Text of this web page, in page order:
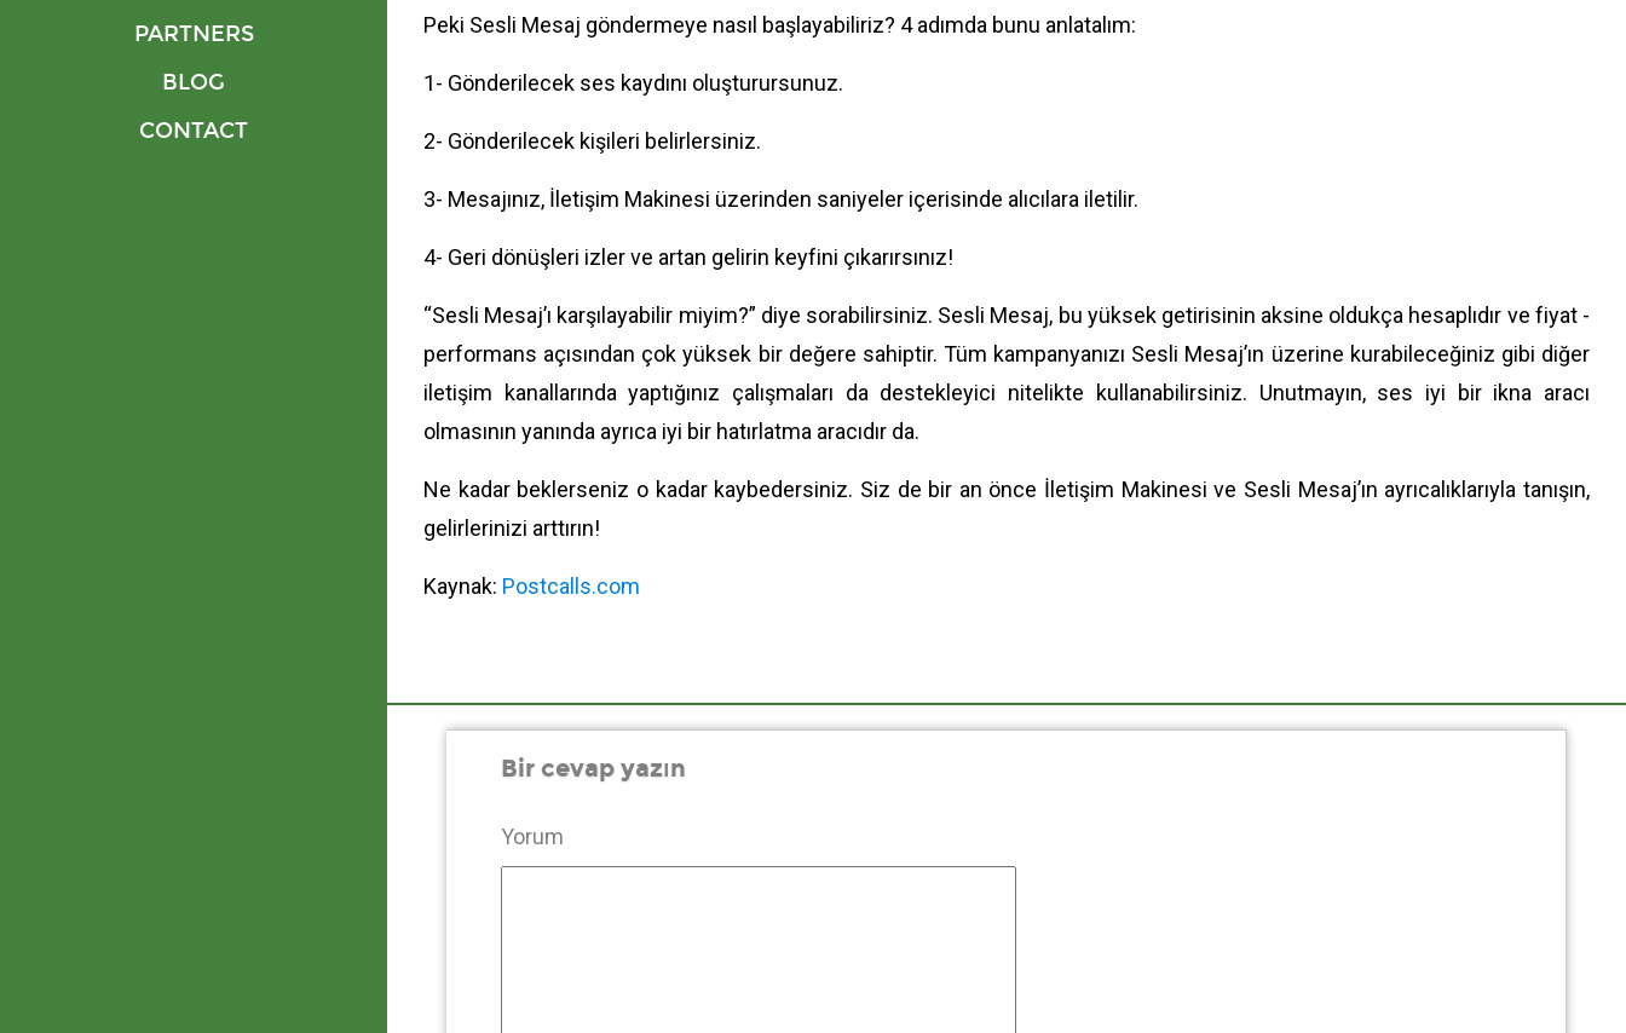
PARTNERS
BLOG
CONTACT
Peki Sesli Mesaj göndermeye nasıl başlayabiliriz? 4 adımda bunu anlatalım:
1- Gönderilecek ses kaydını oluşturursunuz.
2- Gönderilecek kişileri belirlersiniz.
3- Mesajınız, İletişim Makinesi üzerinden saniyeler içerisinde alıcılara iletilir.
4- Geri dönüşleri izler ve artan gelirin keyfini çıkarırsınız!
“Sesli Mesaj’ı karşılayabilir miyim?” diye sorabilirsiniz. Sesli Mesaj, bu yüksek getirisinin aksine oldukça hesaplıdır ve fiyat -
performans açısından çok yüksek bir değere sahiptir. Tüm kampanyanızı Sesli Mesaj’ın üzerine kurabileceğiniz gibi diğer
iletişim kanallarında yaptığınız çalışmaları da destekleyici nitelikte kullanabilirsiniz. Unutmayın, ses iyi bir ikna aracı
olmasının yanında ayrıca iyi bir hatırlatma aracıdır da.
Ne kadar beklerseniz o kadar kaybedersiniz. Siz de bir an önce İletişim Makinesi ve Sesli Mesaj’ın ayrıcalıklarıyla tanışın,
gelirlerinizi arttırın!
Kaynak: Postcalls.com
Bir cevap yazın
Yorum